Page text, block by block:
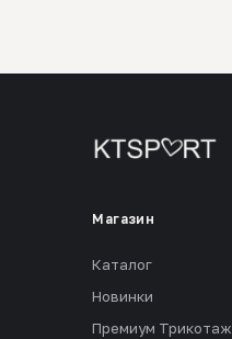
Магазин
Каталог
Новинки
Премиум Трикотаж